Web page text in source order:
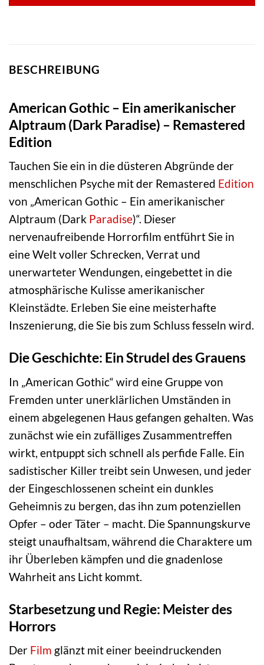
BESCHREIBUNG
American Gothic – Ein amerikanischer
Alptraum (Dark Paradise) – Remastered
Edition
Tauchen Sie ein in die düsteren Abgründe der
menschlichen Psyche mit der Remastered Edition
von „American Gothic – Ein amerikanischer
Alptraum (Dark Paradise)“. Dieser
nervenaufreibende Horrorfilm entführt Sie in
eine Welt voller Schrecken, Verrat und
unerwarteter Wendungen, eingebettet in die
atmosphärische Kulisse amerikanischer
Kleinstädte. Erleben Sie eine meisterhafte
Inszenierung, die Sie bis zum Schluss fesseln wird.
Die Geschichte: Ein Strudel des Grauens
In „American Gothic“ wird eine Gruppe von
Fremden unter unerklärlichen Umständen in
einem abgelegenen Haus gefangen gehalten. Was
zunächst wie ein zufälliges Zusammentreffen
wirkt, entpuppt sich schnell als perfide Falle. Ein
sadistischer Killer treibt sein Unwesen, und jeder
der Eingeschlossenen scheint ein dunkles
Geheimnis zu bergen, das ihn zum potenziellen
Opfer – oder Täter – macht. Die Spannungskurve
steigt unaufhaltsam, während die Charaktere um
ihr Überleben kämpfen und die gnadenlose
Wahrheit ans Licht kommt.
Starbesetzung und Regie: Meister des
Horrors
Der Film glänzt mit einer beeindruckenden